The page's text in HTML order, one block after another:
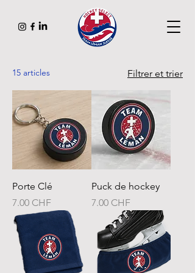
15 articles Filtrer et trier
Porte Clé
Prix
7.00 CHF
Puck de hockey
Prix
7.00 CHF